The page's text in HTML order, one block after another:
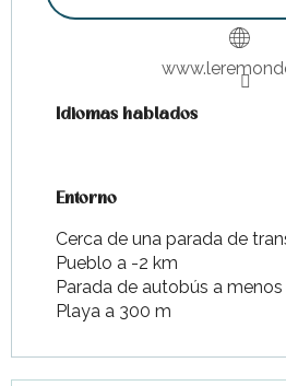
Idiomas hablados
Idiomas hablados
Entorno
Entorno
Cerca de una parada de
Pueblo a -2 km
Parada de autobús a
Playa a 300 m